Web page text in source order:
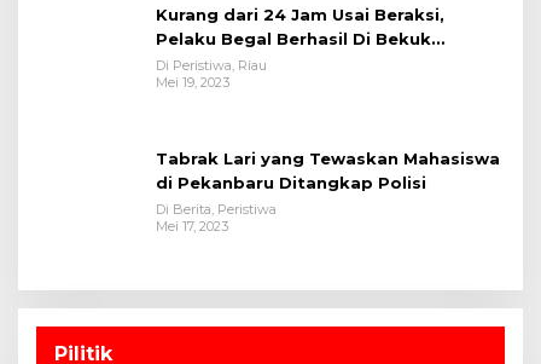
Kurang dari 24 Jam Usai Beraksi,
Pelaku Begal Berhasil Di Bekuk
Satreskrim Polres Kuansing
Di Peristiwa, Riau
Mei 19, 2023
Tabrak Lari yang Tewaskan Mahasiswa
di Pekanbaru Ditangkap Polisi
Di Berita, Peristiwa
Mei 17, 2023
Pilitik